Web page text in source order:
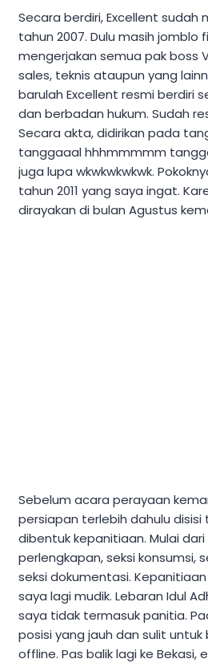
Secara berdiri, Excellent sudah
tahun 2007. Dulu masih jomblo
mengerjakan semua pak boss
sales, teknis ataupun yang
barulah Excellent resmi berdiri
dan berbadan hukum. Sudah
Secara akta, didirikan pada
tanggaaal hhhmmmmm
juga lupa wkwkwkwkwk.
tahun 2011 yang saya ingat.
dirayakan di bulan Agustus
Sebelum acara perayaan
persiapan terlebih dahulu disisi
dibentuk kepanitiaan. Mulai
perlengkapan, seksi konsumsi,
seksi dokumentasi.
saya lagi mudik. Lebaran Idul
saya tidak termasuk panitia.
posisi yang jauh dan sulit untuk
offline. Pas balik lagi ke Bekasi,